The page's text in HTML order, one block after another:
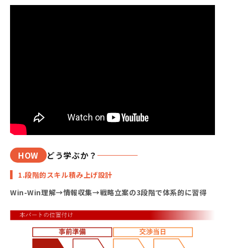
HOW どう学ぶか？
1.段階的スキル積み上げ設計
Win-Win理解→情報収集→戦略立案の3段階で体系的に習得